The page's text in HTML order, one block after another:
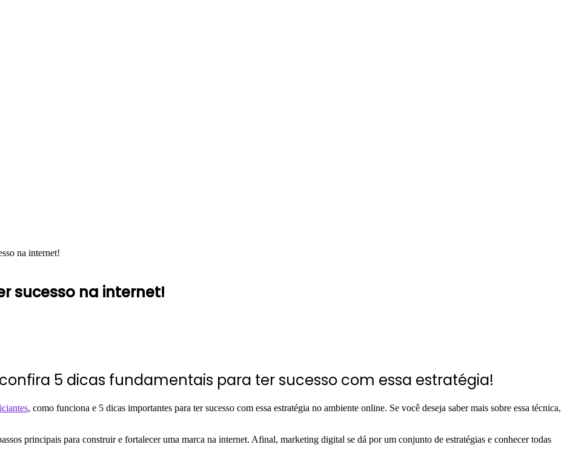
na internet!
sucesso na internet!
5 dicas fundamentais para ter sucesso com essa estratégia!
, como funciona e 5 dicas importantes para ter sucesso com essa estratégia no ambiente online. Se você deseja saber mais sobre essa técnica,
principais para construir e fortalecer uma marca na internet. Afinal, marketing digital se dá por um conjunto de estratégias e conhecer todas